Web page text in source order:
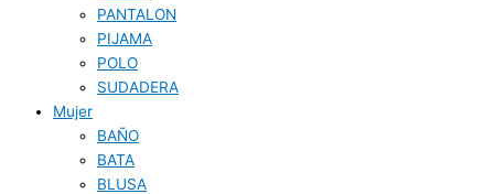
PANTALON
PIJAMA
POLO
SUDADERA
Mujer
BAÑO
BATA
BLUSA